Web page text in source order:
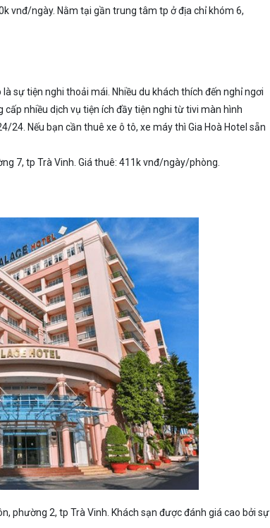
vnđ/ngày. Nằm tại gần trung tâm tp ở địa chỉ khóm 6,
sự tiện nghi thoải mái. Nhiều du khách thích đến nghỉ ngơi
nhiều dịch vụ tiện ích đầy tiện nghi từ tivi màn hình
24. Nếu bạn cần thuê xe ô tô, xe máy thì Gia Hoà Hotel sẵn
7, tp Trà Vinh. Giá thuê: 411k vnđ/ngày/phòng.
phường 2, tp Trà Vinh. Khách sạn được đánh giá cao bởi sự